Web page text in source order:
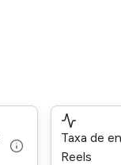
Taxa de
Reels